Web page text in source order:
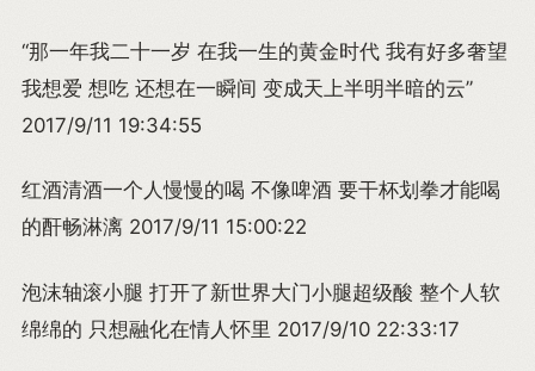
“那一年我二十一岁 在我一生的黄金时代 我有好多奢望
我想爱 想吃 还想在一瞬间 变成天上半明半暗的云”
2017/9/11 19:34:55
红酒清酒一个人慢慢的喝 不像啤酒 要干杯划拳才能喝
的酐畅淋漓 2017/9/11 15:00:22
泡沫轴滚小腿 打开了新世界大门小腿超级酸 整个人软
绵绵的 只想融化在情人怀里 2017/9/10 22:33:17